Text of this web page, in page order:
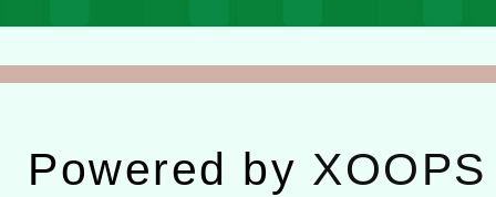
Powered by XOOPS